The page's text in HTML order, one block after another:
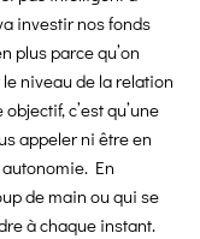
investir nos fonds
plus parce qu’on
niveau de la relation
c’est qu’une
appeler ni être en
En
de main ou qui se
à chaque instant.